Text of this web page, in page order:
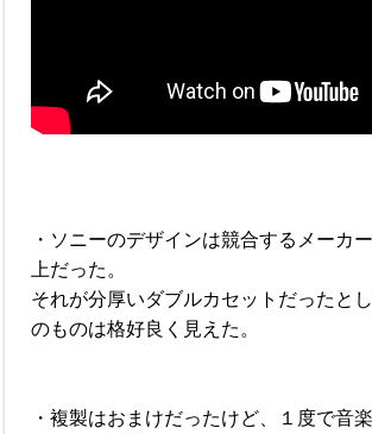
・ソニーのデザインは競合するメーカ
上だった。
それが分厚いダブルカセットだったと
のものは格好良く見えた。
・複製はおまけだったけど、１度で音